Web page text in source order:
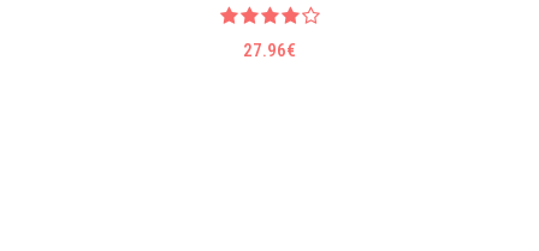
27.96€